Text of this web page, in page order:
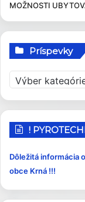
MOŽNOSTI
Príspevky
r
í
e
y
!
Dôležitá informácia
obce Krná !!!